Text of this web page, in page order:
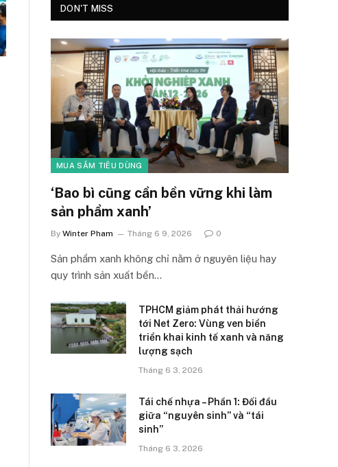
DON'T MISS
MUA SẮM TIÊU DÙNG
‘Bao bì cũng cần bền vững khi làm
sản phẩm xanh’
By Winter Pham Tháng 6 9, 2026 0
Sản phẩm xanh không chỉ nằm ở nguyên liệu hay
quy trình sản xuất bền…
TPHCM giảm phát thải hướng
tới Net Zero: Vùng ven biển
triển khai kinh tế xanh và năng
lượng sạch
Tháng 6 3, 2026
Tái chế nhựa – Phần 1: Đối đầu
giữa “nguyên sinh” và “tái
sinh”
Tháng 6 3, 2026